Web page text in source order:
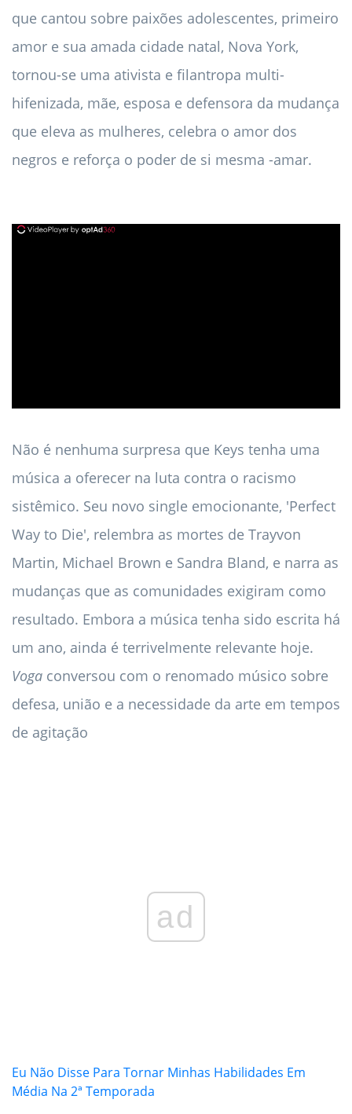
que cantou sobre paixões adolescentes, primeiro
amor e sua amada cidade natal, Nova York,
tornou-se uma ativista e filantropa multi-
hifenizada, mãe, esposa e defensora da mudança
que eleva as mulheres, celebra o amor dos
negros e reforça o poder de si mesma -amar.
Não é nenhuma surpresa que Keys tenha uma
música a oferecer na luta contra o racismo
sistêmico. Seu novo single emocionante, 'Perfect
Way to Die', relembra as mortes de Trayvon
Martin, Michael Brown e Sandra Bland, e narra as
mudanças que as comunidades exigiram como
resultado. Embora a música tenha sido escrita há
um ano, ainda é terrivelmente relevante hoje.
Voga conversou com o renomado músico sobre
defesa, união e a necessidade da arte em tempos
de agitação
ad
Eu Não Disse Para Tornar Minhas Habilidades Em
Média Na 2ª Temporada